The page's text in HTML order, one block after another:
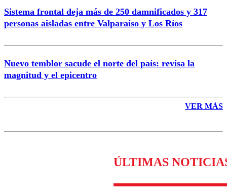
Sistema frontal deja más de 250 damnificados y 317
personas aisladas entre Valparaíso y Los Ríos
Nuevo temblor sacude el norte del país: revisa la
magnitud y el epicentro
VER MÁS
ÚLTIMAS